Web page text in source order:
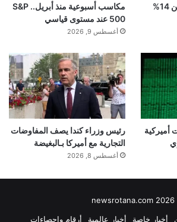
مكاسب أسبوعية منذ أبريل.. S&P
500 عند مستوى قياسي
أغسطس 9, 2026
أميركية
رئيس وزراء كندا يصف المفاوضات
التجارية مع أميركا بـالبغيضة
أغسطس 8, 2026
newsrotana.com 2026
أخبار خاصة أخبار عالمية أرقام وإحصاءات